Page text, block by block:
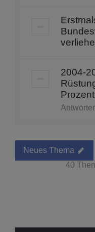
2004-
Neues Thema
40